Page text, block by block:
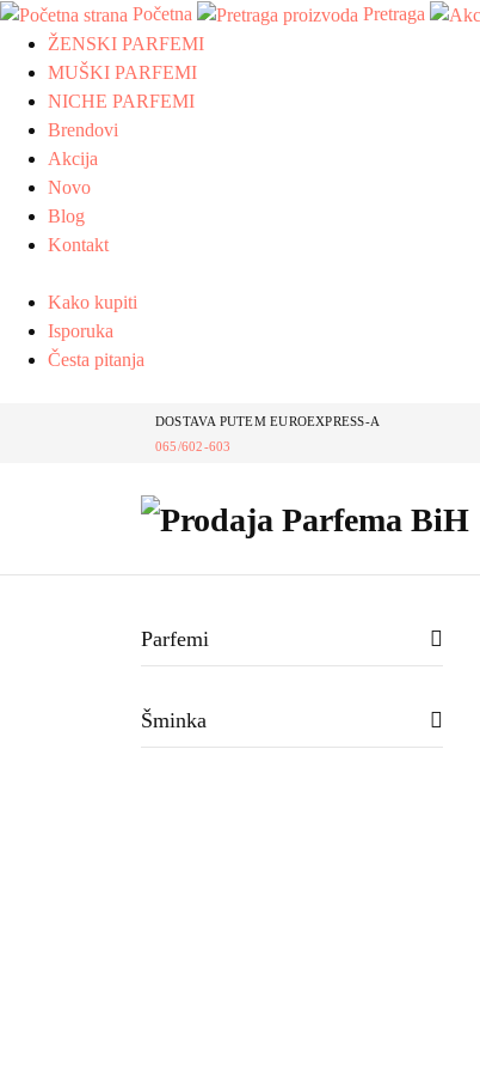
Početna Pretraga
ŽENSKI PARFEMI
MUŠKI PARFEMI
NICHE PARFEMI
Brendovi
Akcija
Novo
Blog
Kontakt
Kako kupiti
Isporuka
Česta pitanja
DOSTAVA PUTEM EUROEXPRESS-A
065/602-603
Parfemi
Šminka